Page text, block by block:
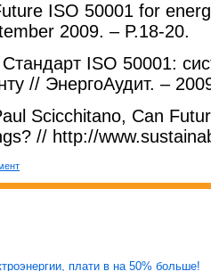
ISO 50001 for
2009. – P.18-20.
ISO 50001:
// ЭнергоАудит. –
Scicchitano, Can
// http://
плати в на 50% больше!